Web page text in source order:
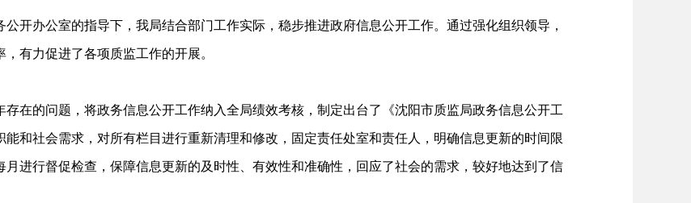
办公室的指导下，我局结合部门工作实际，稳步推进政府信息公开工作。通过强化组织领导，
有力促进了各项质监工作的开展。
的问题，将政务信息公开工作纳入全局绩效考核，制定出台了《沈阳市质监局政务信息公开工
和社会需求，对所有栏目进行重新清理和修改，固定责任处室和责任人，明确信息更新的时间限
进行督促检查，保障信息更新的及时性、有效性和准确性，回应了社会的需求，较好地达到了信